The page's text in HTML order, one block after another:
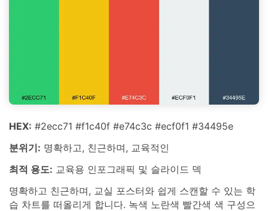
HEX: #2ecc71 #f1c40f #e74c3c #ecf0f1 #34495e
분위기: 명확하고, 친근하며, 교육적인
최적 용도: 교육용 인포그래픽 및 슬라이드 덱
명확하고 친근하며, 교실 포스터와 쉽게 스캔할 수 있는 학
습 차트를 떠올리게 합니다. 녹색 노란색 빨간색 색 구성으